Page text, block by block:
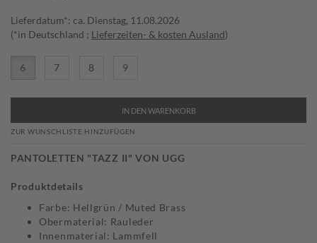
Lieferdatum*: ca. Dienstag, 11.08.2026
(*in Deutschland ; Lieferzeiten- & kosten Ausland)
6 7 8 9
IN DEN WARENKORB
ZUR WUNSCHLISTE HINZUFÜGEN
PANTOLETTEN "TAZZ II" VON UGG
Produktdetails
Farbe: Hellgrün / Muted Brass
Obermaterial: Rauleder
Innenmaterial: Lammfell